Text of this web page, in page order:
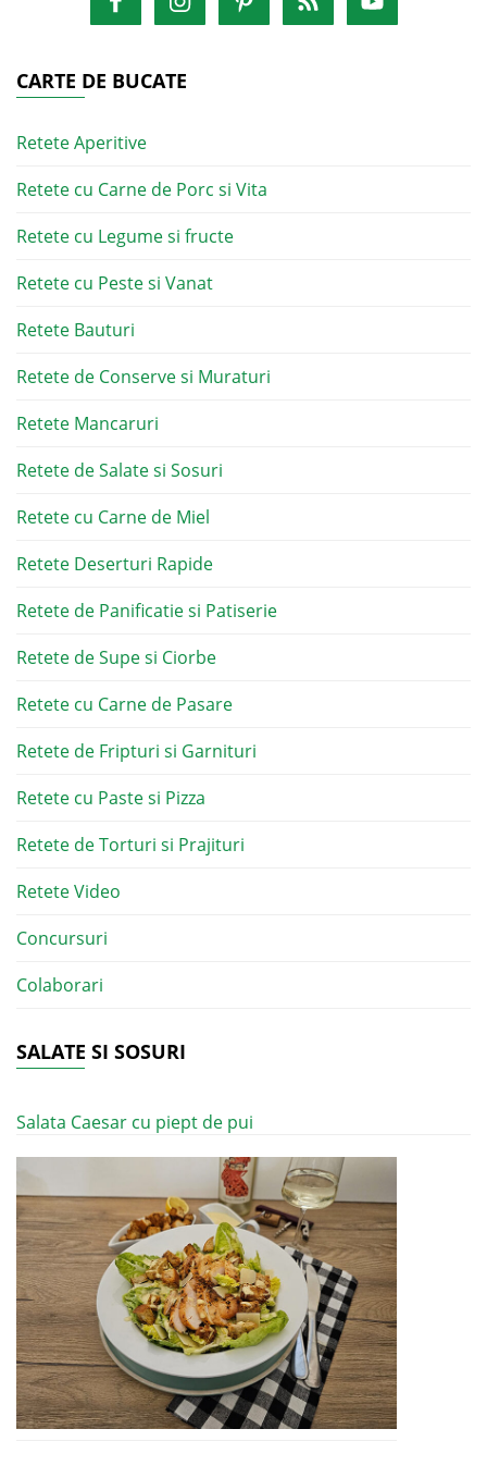
CARTE DE BUCATE
Retete Aperitive
Retete cu Carne de Porc si Vita
Retete cu Legume si fructe
Retete cu Peste si Vanat
Retete Bauturi
Retete de Conserve si Muraturi
Retete Mancaruri
Retete de Salate si Sosuri
Retete cu Carne de Miel
Retete Deserturi Rapide
Retete de Panificatie si Patiserie
Retete de Supe si Ciorbe
Retete cu Carne de Pasare
Retete de Fripturi si Garnituri
Retete cu Paste si Pizza
Retete de Torturi si Prajituri
Retete Video
Concursuri
Colaborari
SALATE SI SOSURI
Salata Caesar cu piept de pui